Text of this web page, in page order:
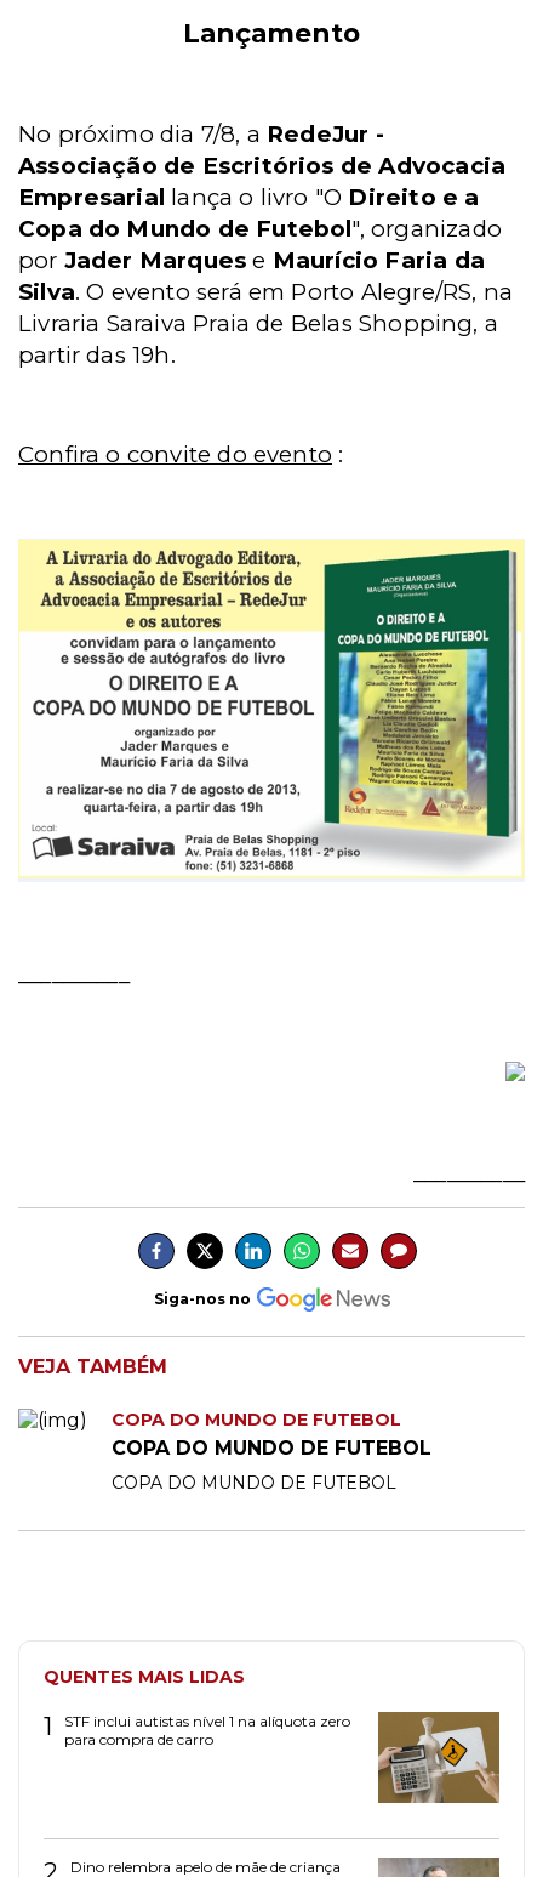
Lançamento
No próximo dia 7/8, a RedeJur -
Associação de Escritórios de Advocacia
Empresarial lança o livro "O Direito e a
Copa do Mundo de Futebol", organizado
por Jader Marques e Maurício Faria da
Silva. O evento será em Porto Alegre/RS, na
Livraria Saraiva Praia de Belas Shopping, a
partir das 19h.
Confira o convite do evento :
Siga-nos no
VEJA TAMBÉM
COPA DO MUNDO DE FUTEBOL
COPA DO MUNDO DE FUTEBOL
COPA DO MUNDO DE FUTEBOL
QUENTES MAIS LIDAS
1
STF inclui autistas nível 1 na alíquota zero
para compra de carro
Dino relembra apelo de mãe de criança